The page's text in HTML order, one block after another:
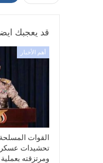
قد يعجبك
أهم الأخبار
القوات
تحشيدات
ومرتزقته